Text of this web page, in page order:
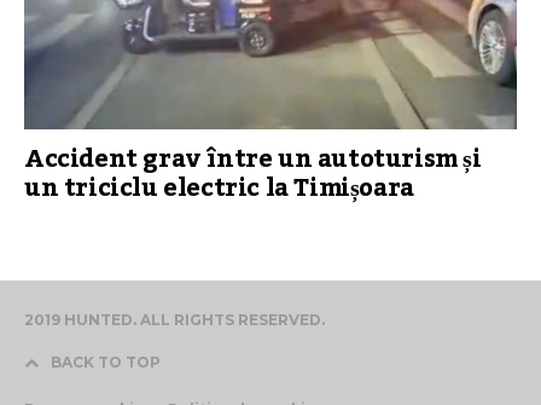
Accident grav între un autoturism și
un triciclu electric la Timișoara
2019 HUNTED. ALL RIGHTS RESERVED.
BACK TO TOP